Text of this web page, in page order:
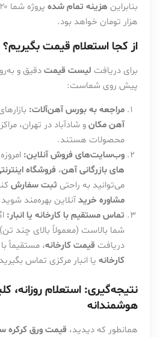
بنابراینهزینه تمام شده
پروژه
هزار تومان خواهد بود.
از کجا استعلام قیمت بگیریم؟
برای دریافتلیست قیمتدقیق و به‌روز،
پیش روی شماست:
مراجعه به بورس آهن‌آلات:بازارهای
آهن مکانو شادآباد در تهران، مراکز
محصولات هستند.
وب‌سایت‌های فروش آنلاین:امروزه
های بازرگانی آهن،فروشگاه اینترنتی
می‌توانید به راحتیثبت سفارشکنید
مشاوره خریدآنلاین بهره‌مند شوید.
تماس مستقیم با کارخانه یا انبار:اگر
شما بالاست (معمولاً بالای چند تن)،
دریافتقیمت کارخانه، مستقیماً با
کارخانهیا انبار مرکزی تماس بگیرید.
نتیجه‌گیری: استعلام روزانه،
هوشمندانه
همانطور که دیدید،قیمت ورق کرکره